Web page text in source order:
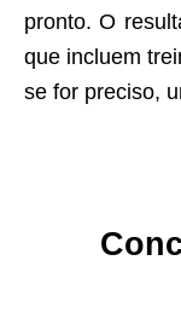
pronto. O
que incluem
se for preciso,